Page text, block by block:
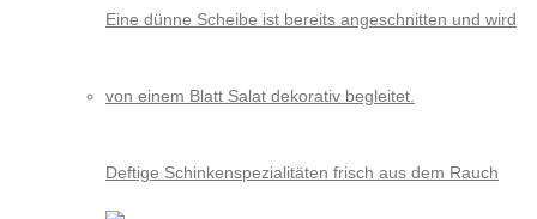
Deftige Schinkenspezialitäten frisch aus dem Rauch